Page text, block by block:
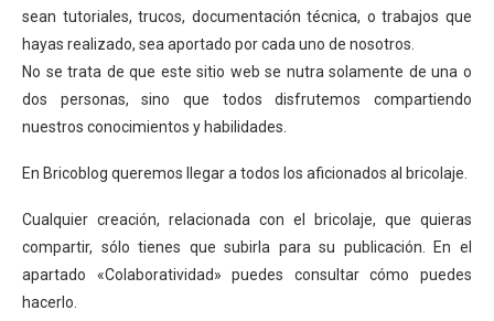
sean tutoriales, trucos, documentación técnica, o trabajos que
hayas realizado, sea aportado por cada uno de nosotros.
No se trata de que este sitio web se nutra solamente de una o
dos personas, sino que todos disfrutemos compartiendo
nuestros conocimientos y habilidades.
En Bricoblog queremos llegar a todos los aficionados al bricolaje.
Cualquier creación, relacionada con el bricolaje, que quieras
compartir, sólo tienes que subirla para su publicación. En el
apartado «Colaboratividad» puedes consultar cómo puedes
hacerlo.